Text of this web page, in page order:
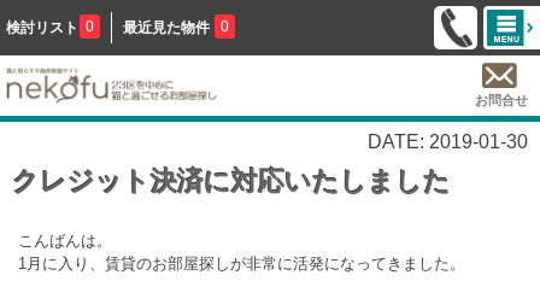
検討リスト 0 最近見た物件 0
お問合せ
DATE: 2019-01-30
クレジット決済に対応いたしました
こんばんは。
1月に入り、賃貸のお部屋探しが非常に活発になってきました。